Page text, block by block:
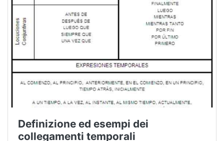
Definizione ed esempi dei
collegamenti temporali